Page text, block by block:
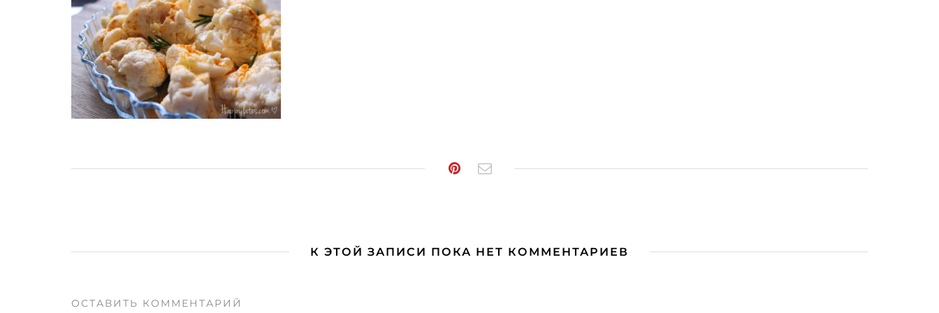
К ЭТОЙ ЗАПИСИ ПОКА НЕТ КОММЕНТАРИЕВ
ОСТАВИТЬ КОММЕНТАРИЙ